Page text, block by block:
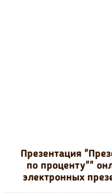
Презентация
по проценту""
электронных